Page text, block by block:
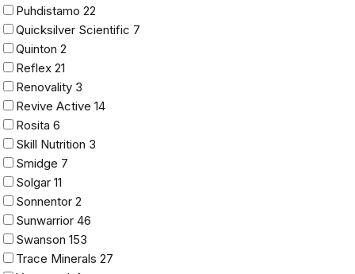
Puhdistamo 22
Quicksilver Scientific 7
Quinton 2
Reflex 21
Renovality 3
Revive Active 14
Rosita 6
Skill Nutrition 3
Smidge 7
Solgar 11
Sonnentor 2
Sunwarrior 46
Swanson 153
Trace Minerals 27